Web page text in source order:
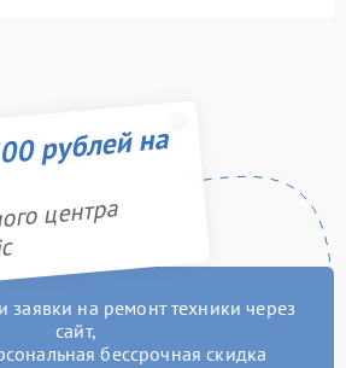
рублей на
центра
на ремонт техники через
сайт,
бессрочная скидка